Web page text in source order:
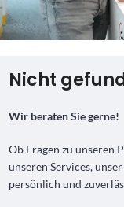
Nicht
Wir beraten Sie gerne!
Ob Fragen zu unseren
unseren Services,
persönlich und